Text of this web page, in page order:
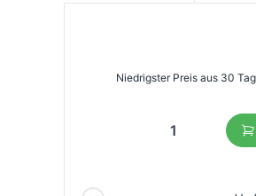
Niedrigster Preis aus 30